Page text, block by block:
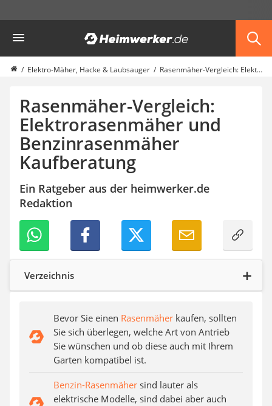
Garten
Akku-Laubsauger
Faltpavillon
Solar-Lichterkette außen
Teleskopleiter
Ameisengift
Pavillon
Sichtschutzstreifen
Akku-Vertikutierer
Koifutter
Kassettenmarkise
Bosch-Heckenschere
Stihl-Laubbläser
Minidumper
Auffahrrampe
Elektro-Mäher, Hacke & Laubsauger Rasenmäher-Vergleich: Elektrorasenmäher und Benzinrasenmäher Kaufberatung
Rasenmäher-Vergleich:
Elektrorasenmäher und
Benzinrasenmäher
Kaufberatung
Ein Ratgeber aus der heimwerker.de
Redaktion
Verzeichnis
Bevor Sie einen Rasenmäher kaufen, sollten
Sie sich überlegen, welche Art von Antrieb
Sie wünschen und ob diese auch mit Ihrem
Garten kompatibel ist.
Benzin-Rasenmäher sind lauter als
elektrische Modelle, sind dabei aber auch